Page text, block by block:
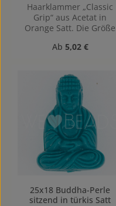
Haarklammer „Classic
Grip“ aus Acetat in
Orange Satt. Die Größe
Regulärer Preis:
Ab 5,02 €
25x18 Buddha-Perle
sitzend in türkis Satt